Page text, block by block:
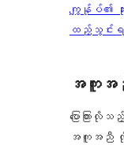
ကျွန်ုပ်၏
ထည့်သွင်း
အကူအညီပ
ပြောကြား
အကူအညီ လို